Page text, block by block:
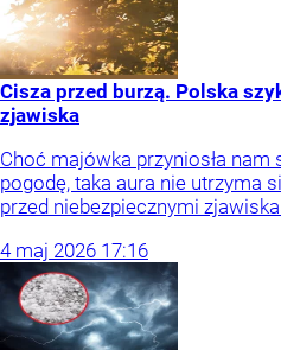
Cisza przed burzą. Polska
zjawiska
Choć majówka przyniosła nam
pogodę, taka aura nie utrzyma
przed niebezpiecznymi
4 maj 2026 17:16